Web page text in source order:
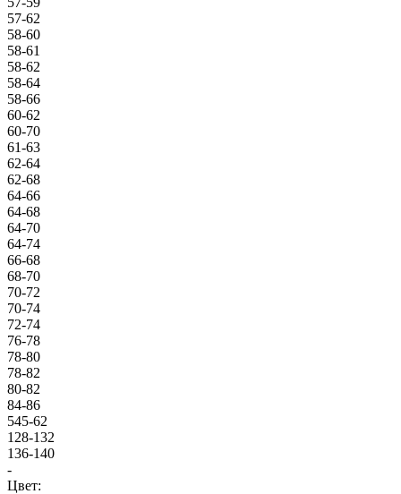
57-62
58-60
58-61
58-62
58-64
58-66
60-62
60-70
61-63
62-64
62-68
64-66
64-68
64-70
64-74
66-68
68-70
70-72
70-74
72-74
76-78
78-80
78-82
80-82
84-86
545-62
128-132
136-140
-
Цвет: